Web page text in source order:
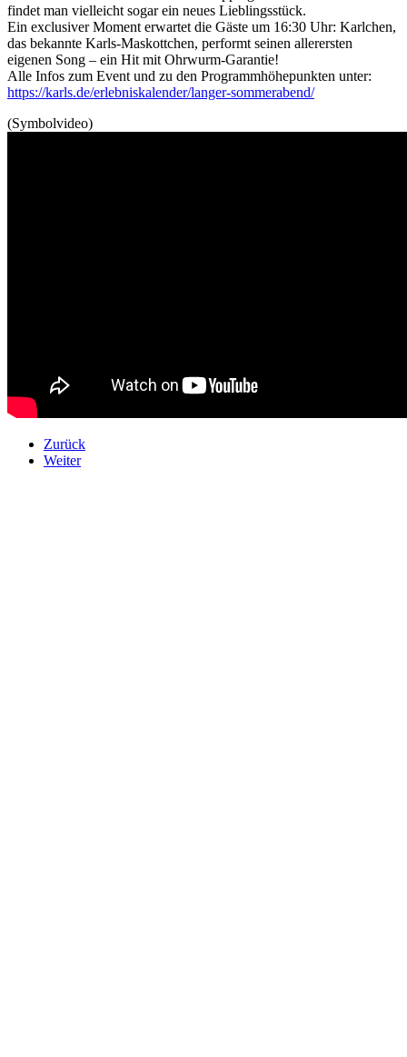
findet man vielleicht sogar ein neues Lieblingsstück.
Ein exclusiver Moment erwartet die Gäste um 16:30 Uhr: Karlchen,
das bekannte Karls-Maskottchen, performt seinen allerersten
eigenen Song – ein Hit mit Ohrwurm-Garantie!
Alle Infos zum Event und zu den Programmhöhepunkten unter:
https://karls.de/erlebniskalender/langer-sommerabend/
(Symbolvideo)
Zurück
Weiter